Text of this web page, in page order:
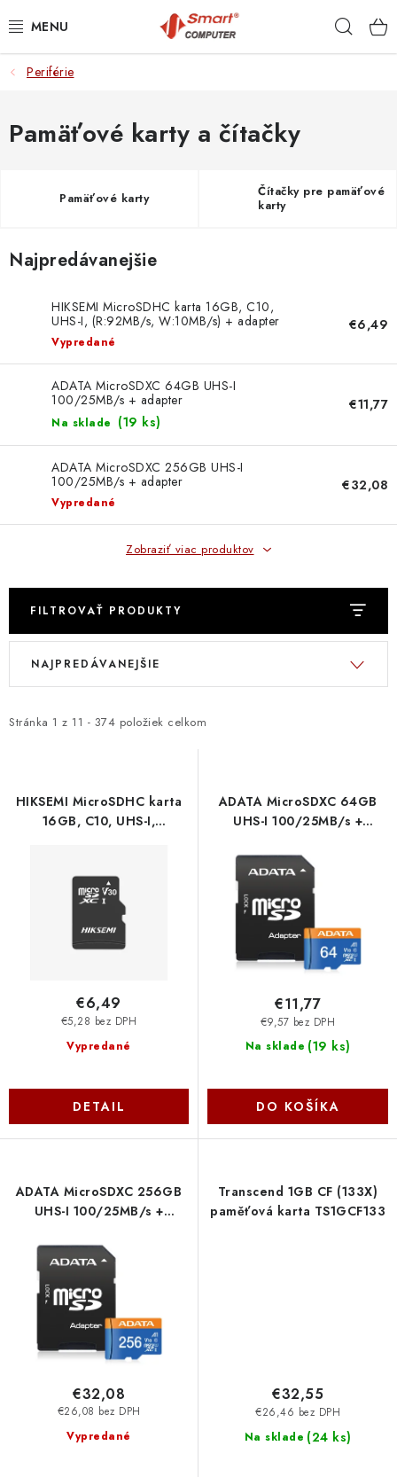
na
NOTEBOOKY
MOBILNÉ ZARIADENIA
TLAČIARNE
ELEKTRONIKA
DOMÁCNOSŤ
: DOBRÁ CENA
: PREDAJŇA ZV
ZNAČKY
Obchodné podmienky
Ochrana osobných údajov
Odstúpenie od zmluvy
Periférie
Pamäťové karty a čítačky
Pamäťové karty
Čítačky pre pamäťové
karty
Najpredávanejšie
HIKSEMI MicroSDHC karta 16GB, C10,
UHS-I, (R:92MB/s, W:10MB/s) + adapter
HS-TF-C1(STD-16G-NEO-AD-W Hikvision
Vypredané
€6,49
ADATA MicroSDXC 64GB UHS-I
100/25MB/s + adapter
AUSDX64GUICL10A1-RA1
Na sklade (19 ks)
€11,77
ADATA MicroSDXC 256GB UHS-I
100/25MB/s + adapter
AUSDX256GUICL10A1-RA1
Vypredané
€32,08
Zobraziť viac produktov
FILTROVAŤ PRODUKTY
V
i
r
Stránka 1 z 11 - 374 položiek celkom
R
e
e
NAJPREDÁVANEJŠIE
HIKSEMI MicroSDHC karta
16GB, C10, UHS-I,
NEO-AD-W Hikvision
Vypredané
€5,28 bez DPH
€6,49
DETAIL
ADATA MicroSDXC 64GB
UHS-I 100/25MB/s +
AUSDX64GUICL10A1-RA1
Na sklade (19 ks)
€9,57 bez DPH
€11,77
DO KOŠÍKA
ADATA MicroSDXC 256GB
UHS-I 100/25MB/s +
AUSDX256GUICL10A1-RA1
Vypredané
€26,08 bez DPH
€32,08
Transcend 1GB CF (133X)
paměťová karta TS1GCF133
Na sklade (24 ks)
€26,46 bez DPH
€32,55